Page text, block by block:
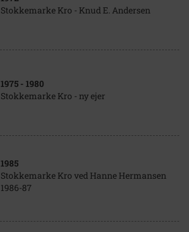
Stokkemarke Kro - Knud E. Andersen
1975 - 1980
Stokkemarke Kro - ny ejer
1985
Stokkemarke Kro ved Hanne Hermansen
1986-87